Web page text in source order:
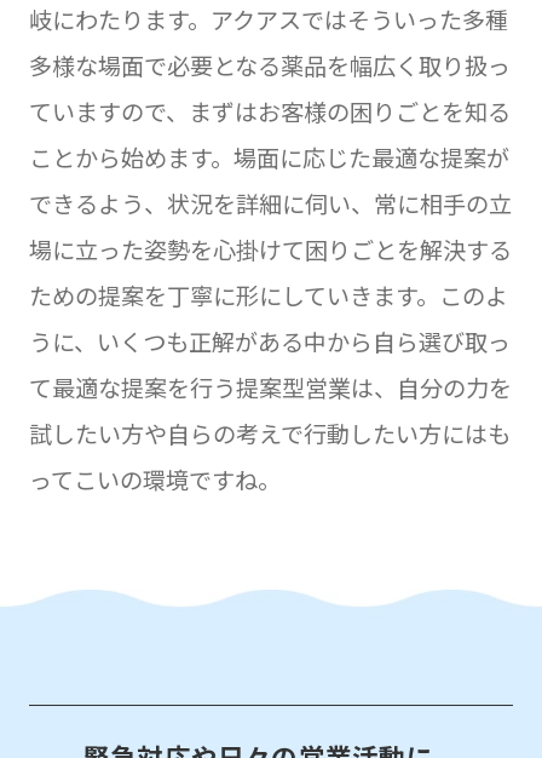
岐にわたります。アクアスではそういった多種
多様な場面で必要となる薬品を幅広く取り扱っ
ていますので、まずはお客様の困りごとを知る
ことから始めます。場面に応じた最適な提案が
できるよう、状況を詳細に伺い、常に相手の立
場に立った姿勢を心掛けて困りごとを解決する
ための提案を丁寧に形にしていきます。このよ
うに、いくつも正解がある中から自ら選び取っ
て最適な提案を行う提案型営業は、自分の力を
試したい方や自らの考えで行動したい方にはも
ってこいの環境ですね。